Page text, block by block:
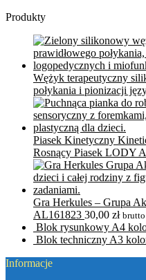
Produkty
Wężyk terapeutyczny
połykania i pionizacji
Piasek Kinetyczny
Rosnący Piasek LODY
Gra Herkules – Grupa
AL161823 30,00 zł brutto
Blok rysunkowy A4
Blok techniczny A3
Informacje